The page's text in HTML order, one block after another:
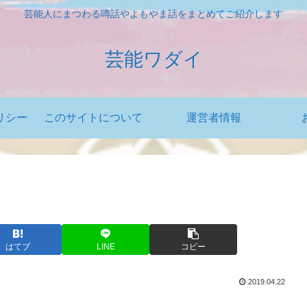
芸能人にまつわる噂話やよもやま話をまとめてご紹介します
芸能ワダイ
シー このサイトについて 運営者情報
はてブ LINE コピー
2019.04.22